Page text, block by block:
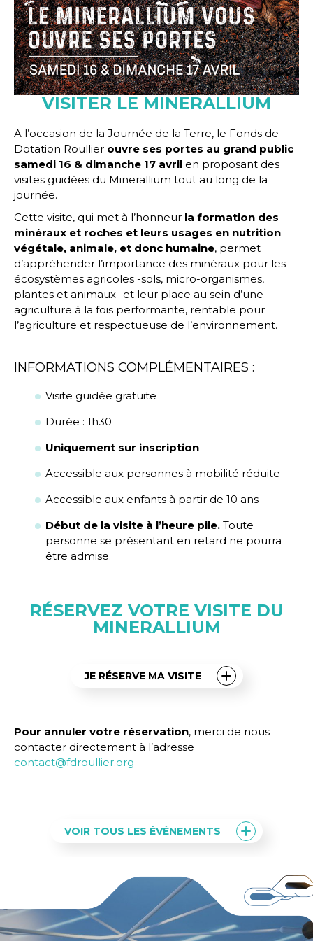
VISITER LE MINERALLIUM
A l’occasion de la Journée de la Terre, le Fonds de
Dotation Roullier ouvre ses portes au grand public
samedi 16 & dimanche 17 avril en proposant des
visites guidées du Minerallium tout au long de la
journée.
Cette visite, qui met à l’honneur la formation des
minéraux et roches et leurs usages en nutrition
végétale, animale, et donc humaine, permet
d’appréhender l’importance des minéraux pour les
écosystèmes agricoles -sols, micro-organismes,
plantes et animaux- et leur place au sein d’une
agriculture à la fois performante, rentable pour
l’agriculture et respectueuse de l’environnement.
INFORMATIONS COMPLÉMENTAIRES :
Visite guidée gratuite
Durée : 1h30
Uniquement sur inscription
Accessible aux personnes à mobilité réduite
Accessible aux enfants à partir de 10 ans
Début de la visite à l’heure pile. Toute
personne se présentant en retard ne pourra
être admise.
RÉSERVEZ VOTRE VISITE DU
MINERALLIUM
JE RÉSERVE MA VISITE
Pour annuler votre réservation, merci de nous
contacter directement à l’adresse
contact@fdroullier.org
VOIR TOUS LES ÉVÉNEMENTS